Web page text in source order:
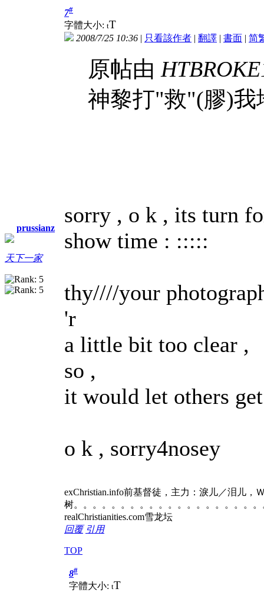
prussianz
天下一家
7#
字體大小: tT
2008/7/25 10:36 | 只看該作者 | 翻譯 | 書面 | 简
原帖由
神黎打"救"(膠)我
sorry , o k , its turn
show time : :::::
thy////your
'r
a little bit too clear ,
so ,
it would let others
o k , sorry4nosey
exChristian.info前基督徒，主力：淚儿／泪儿，
树。。。。。。。。。。。。。。。。。。。
realChristianities.com雪龙坛
回覆 引用
TOP
8#
字體大小: tT